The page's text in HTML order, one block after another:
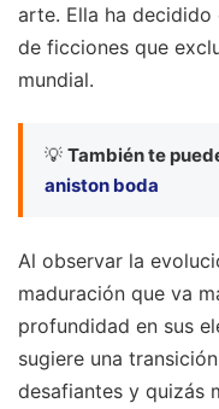
arte. Ella ha
de ficciones que
mundial.
💡 También te
aniston boda
Al observar la
maduración que va
profundidad en sus
sugiere una
desafiantes y quizás